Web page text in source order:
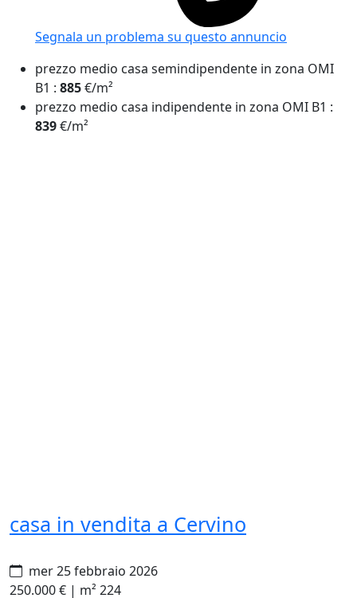
Segnala un problema su questo annuncio
prezzo medio casa semindipendente in zona OMI
B1 : 885€/m²
prezzo medio casa indipendente in zona OMI B1 :
839€/m²
casa in vendita a Cervino
mer 25 febbraio 2026
250.000 € | m² 224